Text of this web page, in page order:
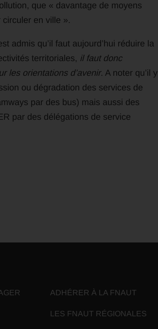
que « davantage de moyens
en ville ».
admis qu’il faut aujourd’hui réduire la
territoriales, il faut donc
les orientations d’avenir. A noter qu’il y
ou dégradation des services de
par des bus) mais aussi des
par des délégations de service
ADHÉRER À LA FNAUT
LES FNAUT RÉGIONALES